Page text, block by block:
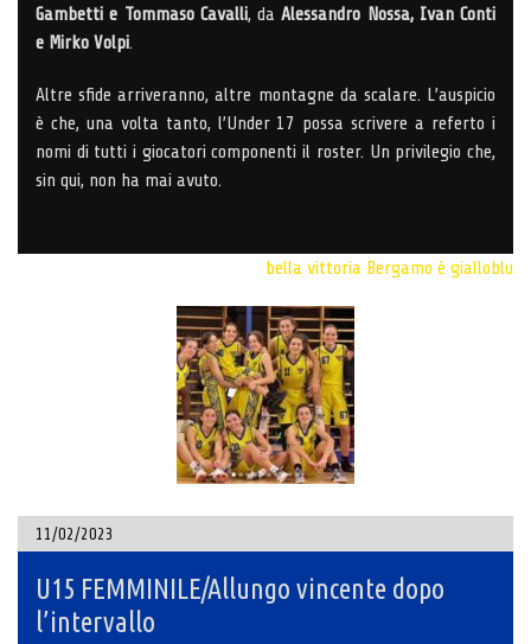
Gambetti e Tommaso Cavalli, daAlessandro Nossa, Ivan Conti
e Mirko Volpi.
Altre sfide arriveranno, altre montagne da scalare. L’auspicio
è che, una volta tanto, l’Under 17 possa scrivere a referto i
nomi di tutti i giocatori componenti il roster. Un privilegio che,
sin qui, non ha mai avuto.
bella vittoria Bergamo è gialloblu
11/02/2023
U15 FEMMINILE/Allungo vincente dopo
l’intervallo